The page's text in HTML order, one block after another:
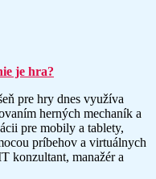
je hra?
pre hry dnes využíva
herných mechaník a
pre mobily a tablety,
príbehov a virtuálnych
konzultant, manažér a